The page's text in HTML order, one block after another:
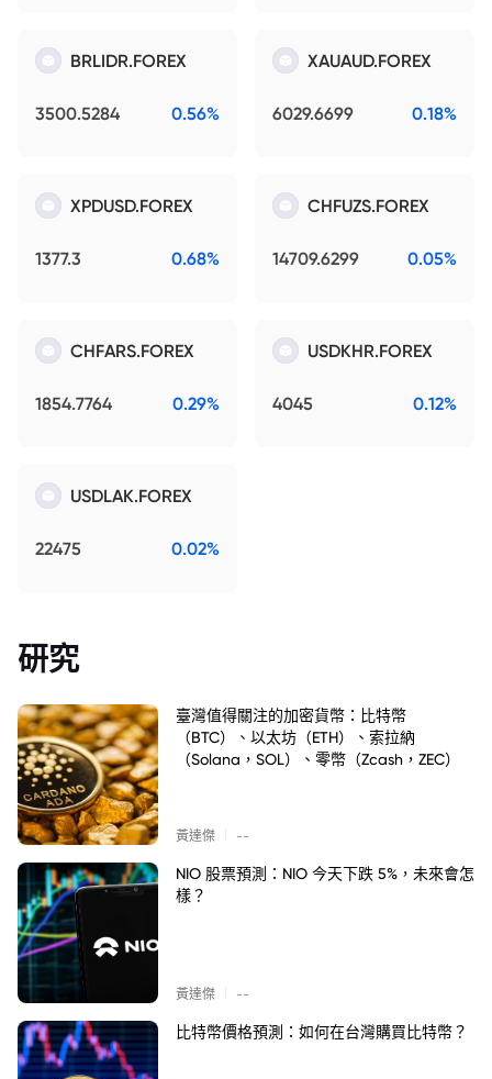
BRLIDR.FOREX
3500.5284 0.56%
XAUAUD.FOREX
6029.6699 0.18%
XPDUSD.FOREX
1377.3 0.68%
CHFUZS.FOREX
14709.6299 0.05%
CHFARS.FOREX
1854.7764 0.29%
USDKHR.FOREX
4045 0.12%
USDLAK.FOREX
22475 0.02%
研究
臺灣值得關注的加密貨幣：比特幣
（BTC）、以太坊（ETH）、索拉納
（Solana，SOL）、零幣（Zcash，ZEC）
黃達傑 --
NIO 股票預測：NIO 今天下跌 5%，未來會怎
樣？
黃達傑 --
比特幣價格預測：如何在台灣購買比特幣？